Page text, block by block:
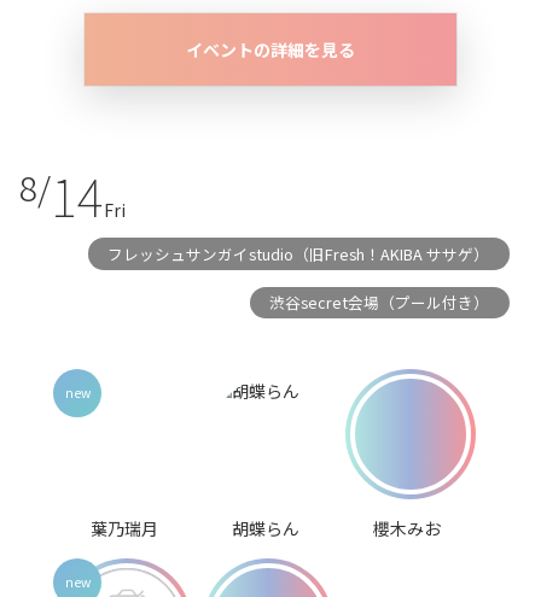
イベントの詳細を見る
8/14Fri
フレッシュサンガイstudio（旧Fresh！AKIBA ササゲ）
渋谷secret会場（プール付き）
葉乃瑞月 胡蝶らん 櫻木みお